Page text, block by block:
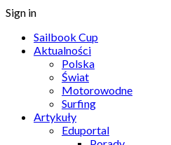
Sign in
Sailbook Cup
Aktualności
Polska
Świat
Motorowodne
Surfing
Artykuły
Eduportal